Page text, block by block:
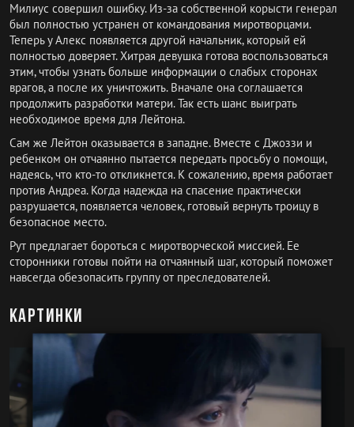
Милиус совершил ошибку. Из-за собственной корысти генерал
был полностью устранен от командования миротворцами.
Теперь у Алекс появляется другой начальник, который ей
полностью доверяет. Хитрая девушка готова воспользоваться
этим, чтобы узнать больше информации о слабых сторонах
врагов, а после их уничтожить. Вначале она соглашается
продолжить разработки матери. Так есть шанс выиграть
необходимое время для Лейтона.
Сам же Лейтон оказывается в западне. Вместе с Джоззи и
ребенком он отчаянно пытается передать просьбу о помощи,
надеясь, что кто-то откликнется. К сожалению, время работает
против Андреа. Когда надежда на спасение практически
разрушается, появляется человек, готовый вернуть троицу в
безопасное место.
Рут предлагает бороться с миротворческой миссией. Ее
сторонники готовы пойти на отчаянный шаг, который поможет
навсегда обезопасить группу от преследователей.
Картинки